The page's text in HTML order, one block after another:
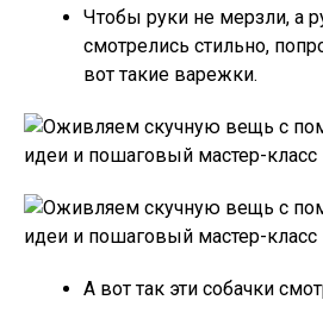
Чтобы руки не мерзли, а
смотрелись стильно,
вот такие варежки.
А вот так эти собачки